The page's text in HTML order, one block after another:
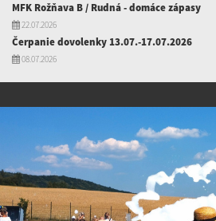
MFK Rožňava B / Rudná - domáce zápasy
22.07.2026
Čerpanie dovolenky 13.07.-17.07.2026
08.07.2026